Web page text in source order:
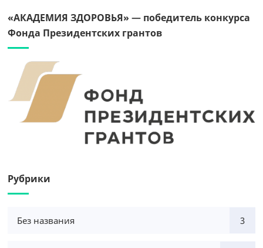
«АКАДЕМИЯ ЗДОРОВЬЯ» — победитель конкурса
Фонда Президентских грантов
Рубрики
Без названия 3